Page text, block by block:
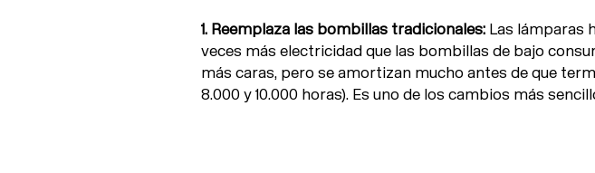
1. Reemplaza las bombillas tradicionales: Las lámparas
veces más electricidad que las bombillas de bajo
más caras, pero se amortizan mucho antes de que
8.000 y 10.000 horas). Es uno de los cambios más